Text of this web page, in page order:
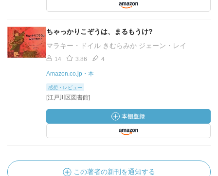
ちゃっかりこぞうは、まるもうけ?
マラキー・ドイル きむらみか ジェーン・レイ
14 3.86 4
Amazon.co.jp・本
感想・レビュー
[江戸川区図書館]
この著者の新刊を通知する